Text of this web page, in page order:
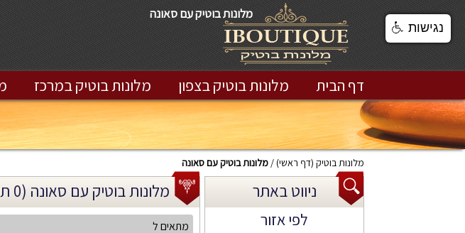
מלונות בוטיק עם סאונה
דף הבית מלונות בוטיק בצפון מלונות בוטיק במרכז
מלונות בוטיק (דף ראשי) מלונות בוטיק עם סאונה
ניווט באתר
לפי אזור
מלונות בוטיק עם סאונה (0 תוצאות חיפוש)
מתאים ל
נגישות